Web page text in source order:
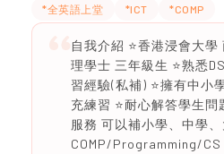
*全英語上堂 *ICT *COMP
自我介紹 ⭐️香港浸會大
理學士 三年級生 ⭐️熟悉
習經驗(私補) ⭐️擁有中小
充練習 ⭐️耐心解答學生
服務 可以補小學、中學
COMP/Programming/